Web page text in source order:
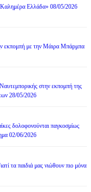
Ελλάδα» 08/05/2026
εκπομπή με την Μάιρα Mπάρμπα
στην εκπομπή της
28/05/2026
δολοφονούνται παγκοσμίως
02/06/2026
τα παιδιά μας νιώθουν πιο μόνα